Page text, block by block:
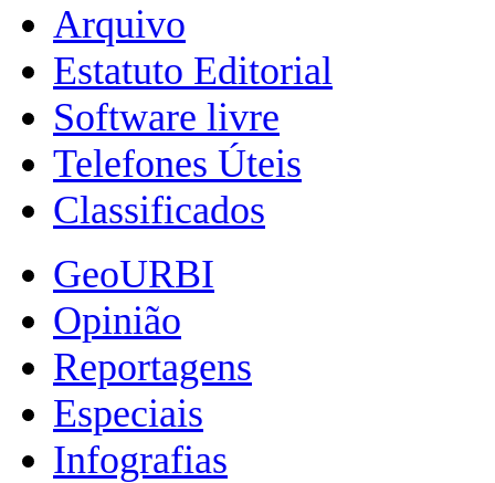
Arquivo
Estatuto Editorial
Software livre
Telefones Úteis
Classificados
GeoURBI
Opinião
Reportagens
Especiais
Infografias